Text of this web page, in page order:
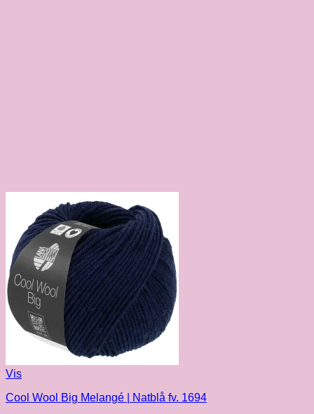
Vis
Cool Wool Big Melangé | Natblå fv. 1694